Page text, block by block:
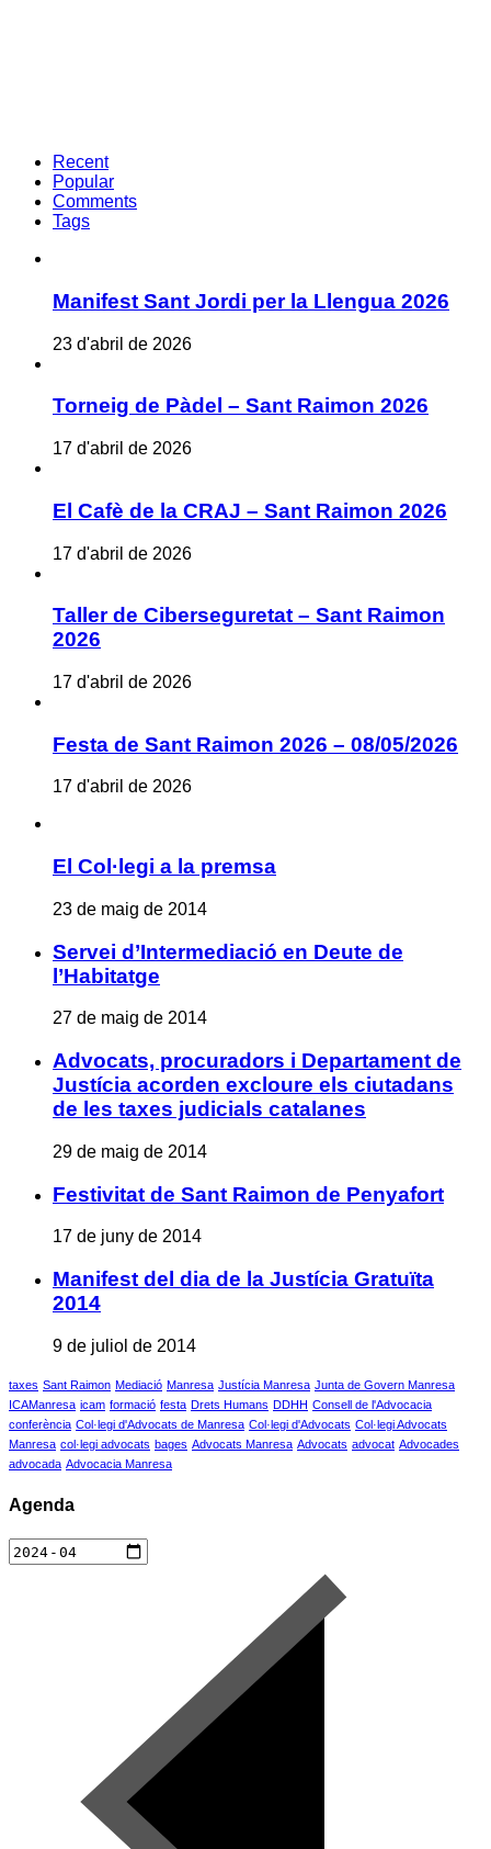
Recent
Popular
Comments
Tags
Manifest Sant Jordi per la Llengua 2026
23 d'abril de 2026
Torneig de Pàdel – Sant Raimon 2026
17 d'abril de 2026
El Cafè de la CRAJ – Sant Raimon 2026
17 d'abril de 2026
Taller de Ciberseguretat – Sant Raimon
2026
17 d'abril de 2026
Festa de Sant Raimon 2026 – 08/05/2026
17 d'abril de 2026
El Col·legi a la premsa
23 de maig de 2014
Servei d’Intermediació en Deute de
l’Habitatge
27 de maig de 2014
Advocats, procuradors i Departament de
Justícia acorden excloure els ciutadans
de les taxes judicials catalanes
29 de maig de 2014
Festivitat de Sant Raimon de Penyafort
17 de juny de 2014
Manifest del dia de la Justícia Gratuïta
2014
9 de juliol de 2014
taxes Sant Raimon Mediació Manresa Justícia Manresa Junta de Govern Manresa
ICAManresa icam formació festa Drets Humans DDHH Consell de l'Advocacia
conferència Col·legi d'Advocats de Manresa Col·legi d'Advocats Col·legi Advocats
Manresa col·legi advocats bages Advocats Manresa Advocats advocat Advocades
advocada Advocacia Manresa
Agenda